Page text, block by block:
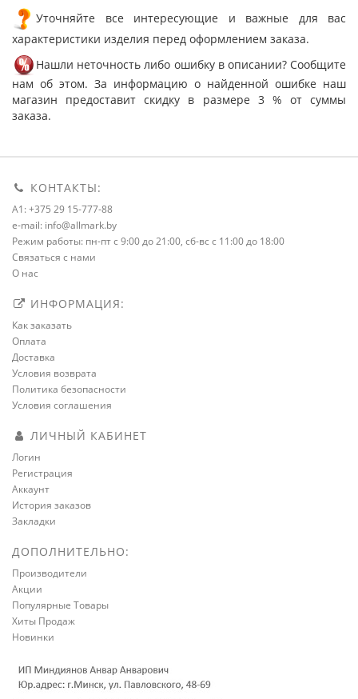
Уточняйте все интересующие и важные для вас
характеристики изделия перед оформлением заказа.
Нашли неточность либо ошибку в описании? Сообщите
нам об этом. За информацию о найденной ошибке наш
магазин предоставит скидку в размере 3 % от суммы
заказа.
КОНТАКТЫ:
A1: +375 29 15-777-88
e-mail: info@allmark.by
Режим работы: пн-пт с 9:00 до 21:00, сб-вс с 11:00 до 18:00
Связаться с нами
О нас
ИНФОРМАЦИЯ:
Как заказать
Оплата
Доставка
Условия возврата
Политика безопасности
Условия соглашения
ЛИЧНЫЙ КАБИНЕТ
Логин
Регистрация
Аккаунт
История заказов
Закладки
ДОПОЛНИТЕЛЬНО:
Производители
Акции
Популярные Товары
Хиты Продаж
Новинки